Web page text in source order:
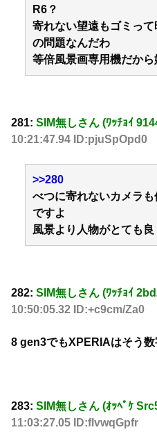
R6？
寄れない望遠もゴミっ
の問題なんだわ
等倍風景画専用機だか
281: SIM無しさん (ﾜｯﾁｮｲ
10:21:47.94 ID:pjuSpOpd0
>>280
べつに寄れないカメラ
ですよ
風景より人物がとても良
282: SIM無しさん (ﾜｯﾁｮｲ
10:50:05.32 ID:+c9cm/Za0
8 gen3でもXPERIAはそう
283: SIM無しさん (ｵｯﾍﾟｹ
11:03:27.05 ID:flvwqGpfr